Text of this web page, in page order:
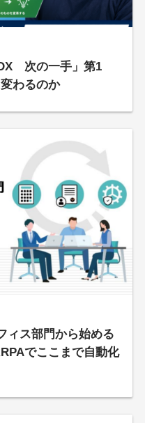
次の一手」第1
わるのか
ィス部門から始める
でここまで自動化